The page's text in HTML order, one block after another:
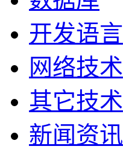
开发语言
网络技术
其它技术
新闻资讯